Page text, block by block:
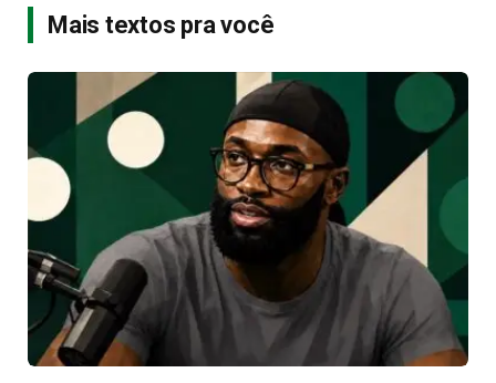
Mais textos pra você